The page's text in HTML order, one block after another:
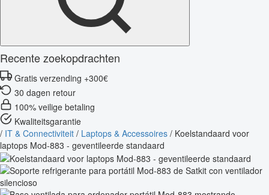
Recente zoekopdrachten
Gratis verzending +300€
30 dagen retour
100% veilige betaling
Kwaliteitsgarantie
/ IT & Connectiviteit / Laptops & Accessoires / Koelstandaard voor
laptops Mod-883 - geventileerde standaard